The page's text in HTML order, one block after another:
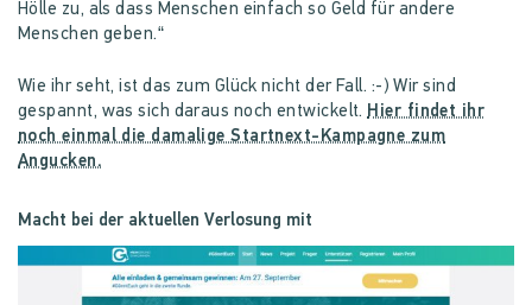
Hölle zu, als dass Menschen einfach so Geld für andere
Menschen geben.“
Wie ihr seht, ist das zum Glück nicht der Fall. :-) Wir sind
gespannt, was sich daraus noch entwickelt. Hier findet ihr
noch einmal die damalige Startnext-Kampagne zum
Angucken.
Macht bei der aktuellen Verlosung mit